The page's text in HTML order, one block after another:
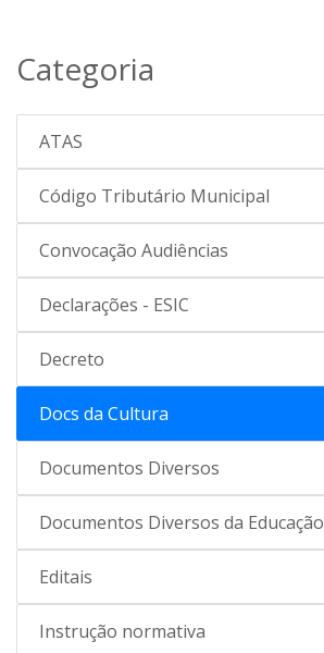
Categoria
ATAS
Código Tributário Municipal
Convocação Audiências
Declarações - ESIC
Decreto
Docs da Cultura
Documentos Diversos
Documentos Diversos da Educação
Editais
Instrução normativa